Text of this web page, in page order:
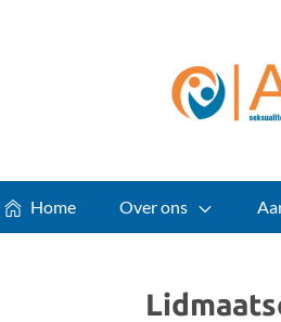
Home Over ons